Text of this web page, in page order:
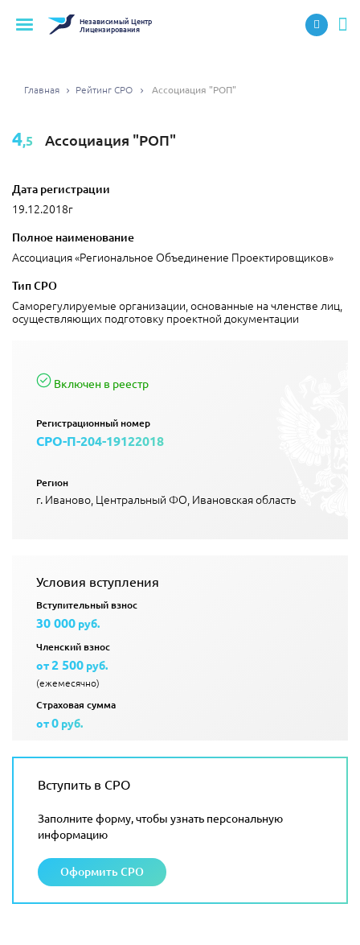
НезависимыйЦентр
Лицензирования
Главная Рейтинг СРО Ассоциация "РОП"
4,5 Ассоциация "РОП"
Дата регистрации
19.12.2018г
Полное наименование
Ассоциация «Региональное Объединение Проектировщиков»
Тип СРО
Саморегулируемые организации, основанные на членстве лиц,
осуществляющих подготовку проектной документации
Включен в реестр
Регистрационный номер
СРО-П-204-19122018
Регион
г. Иваново, Центральный ФО, Ивановская область
Условия вступления
Вступительный взнос
30 000 руб.
Членский взнос
от2 500 руб.
(ежемесячно)
Страховая сумма
от0 руб.
Вступить в СРО
Заполните форму, чтобы узнать персональную
информацию
Оформить СРО